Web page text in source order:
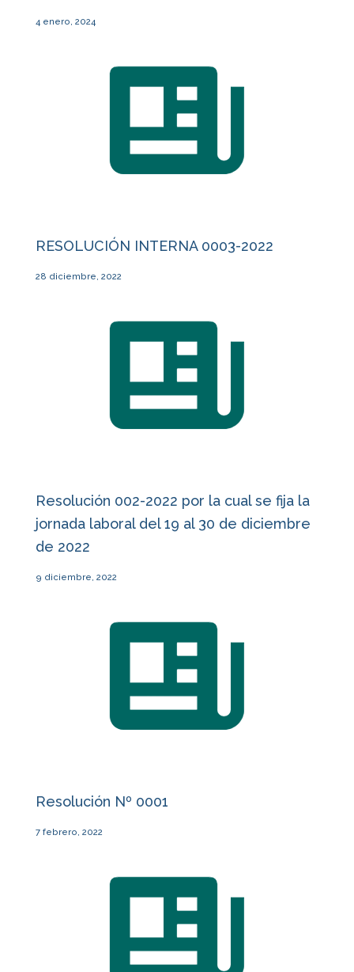
4 enero, 2024
RESOLUCIÓN INTERNA 0003-2022
28 diciembre, 2022
Resolución 002-2022 por la cual se fija la
jornada laboral del 19 al 30 de diciembre
de 2022
9 diciembre, 2022
Resolución Nº 0001
7 febrero, 2022